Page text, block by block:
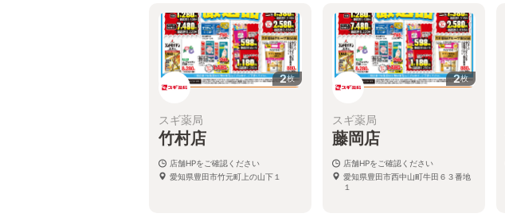
2枚
スギ薬局
竹村店
店舗HPをご確認ください
愛知県豊田市竹元町上の山下１
2枚
スギ薬局
藤岡店
店舗HPをご確認ください
愛知県豊田市西中山町牛田６３番地
１